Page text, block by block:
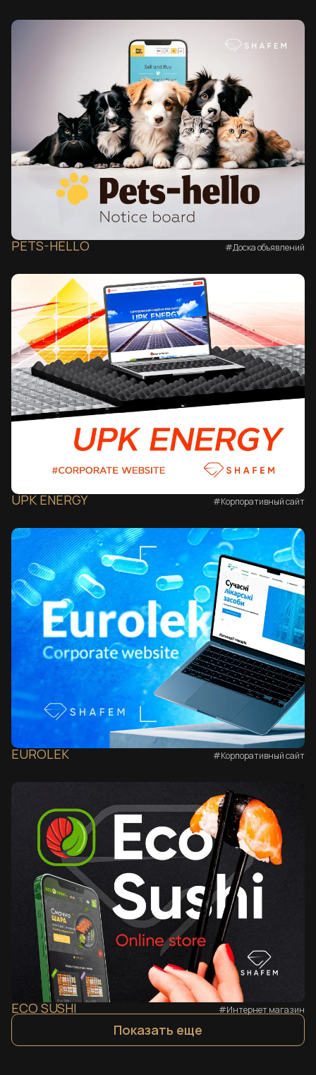
PETS-HELLO #Доска объявлений
UPK ENERGY #Корпоративный сайт
EUROLEK #Корпоративный сайт
ECO SUSHI #Интернет магазин
Показать еще